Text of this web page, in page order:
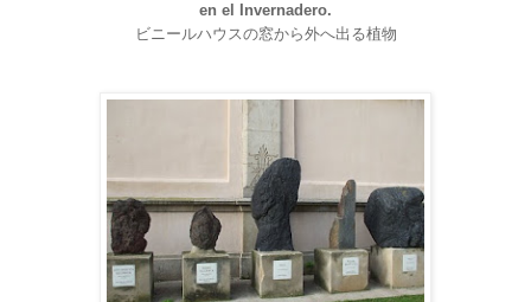
en el Invernadero.
ビニールハウスの窓から外へ出る植物